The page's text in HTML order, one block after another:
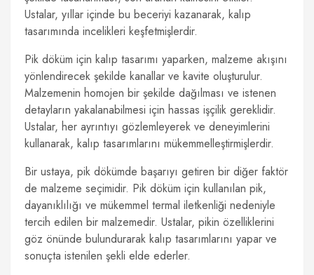
Ustalar, yıllar içinde bu beceriyi kazanarak, kalıp
tasarımında incelikleri keşfetmişlerdir.
Pik döküm için kalıp tasarımı yaparken, malzeme akışını
yönlendirecek şekilde kanallar ve kavite oluşturulur.
Malzemenin homojen bir şekilde dağılması ve istenen
detayların yakalanabilmesi için hassas işçilik gereklidir.
Ustalar, her ayrıntıyı gözlemleyerek ve deneyimlerini
kullanarak, kalıp tasarımlarını mükemmelleştirmişlerdir.
Bir ustaya, pik dökümde başarıyı getiren bir diğer faktör
de malzeme seçimidir. Pik döküm için kullanılan pik,
dayanıklılığı ve mükemmel termal iletkenliği nedeniyle
tercih edilen bir malzemedir. Ustalar, pikin özelliklerini
göz önünde bulundurarak kalıp tasarımlarını yapar ve
sonuçta istenilen şekli elde ederler.